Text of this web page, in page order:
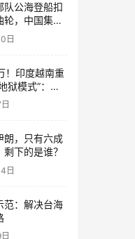
队公海登船扣
轮，中国集装
准备？
日
！印度越南重
狱模式”：中
历史红利，
朗，只有六成
下的是谁？
日
范：解决台海